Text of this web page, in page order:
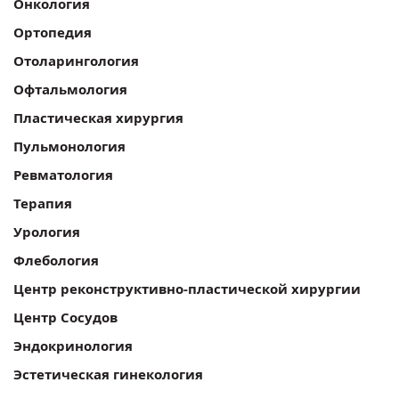
Онкология
Ортопедия
Отоларингология
Офтальмология
Пластическая хирургия
Пульмонология
Ревматология
Терапия
Урология
Флебология
Центр реконструктивно-пластической хирургии
Центр Сосудов
Эндокринология
Эстетическая гинекология